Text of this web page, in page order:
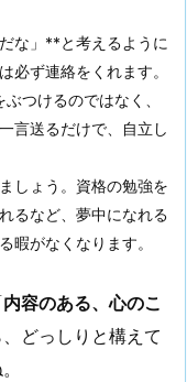
な」**と考えるように
必ず連絡をくれます。
つけるのではなく、
言送るだけで、自立し
しょう。資格の勉強を
るなど、夢中になれる
暇がなくなります。
内容のある、心のこ
どっしりと構えて